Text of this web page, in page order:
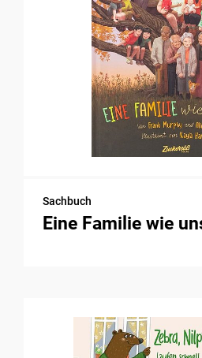
Sachbuch
Eine Familie wie